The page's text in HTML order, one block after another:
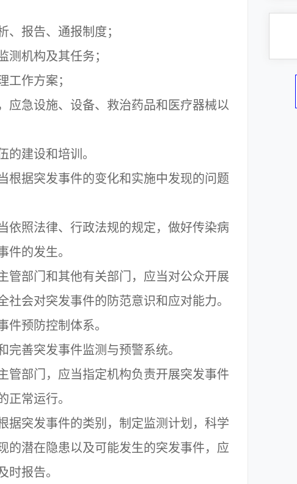
报告、通报制度；
机构及其任务；
作方案；
急设施、设备、救治药品和医疗器械以
建设和培训。
据突发事件的变化和实施中发现的问题
照法律、行政法规的规定，做好传染病
的发生。
部门和其他有关部门，应当对公众开展
会对突发事件的防范意识和应对能力。
预防控制体系。
善突发事件监测与预警系统。
部门，应当指定机构负责开展突发事件
常运行。
突发事件的类别，制定监测计划，科学
的潜在隐患以及可能发生的突发事件，应
报告。